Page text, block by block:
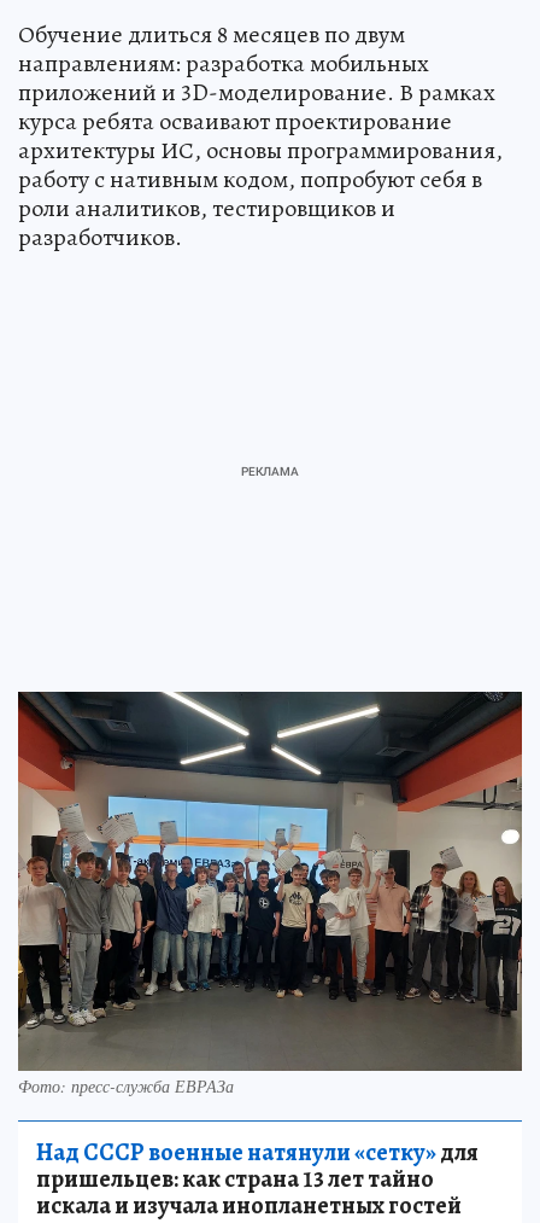
Обучение длиться 8 месяцев по двум
направлениям: разработка мобильных
приложений и 3D-моделирование. В рамках
курса ребята осваивают проектирование
архитектуры ИС, основы программирования,
работу с нативным кодом, попробуют себя в
роли аналитиков, тестировщиков и
разработчиков.
Фото: пресс-служба ЕВРАЗа
Над СССР военные натянули «сетку»для
пришельцев: как страна 13 лет тайно
искала и изучала инопланетных гостей